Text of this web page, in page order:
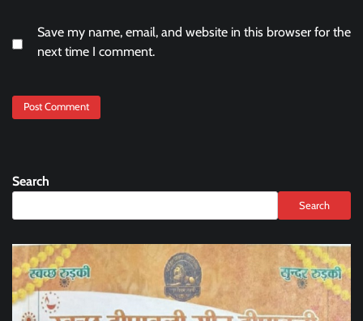
Save my name, email, and website in this browser for the
next time I comment.
Search
Search